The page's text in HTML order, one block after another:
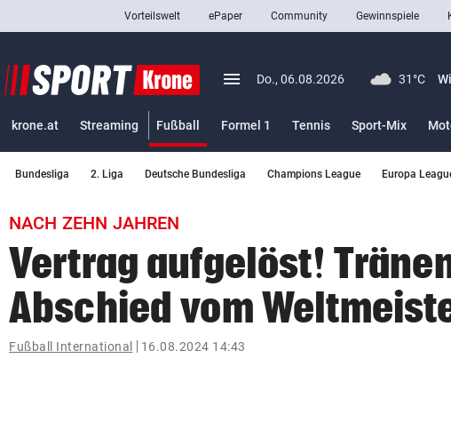
closeSchließen
Abonnieren
bookmark
search
Suchbegriff
eingeben
Vorteilswelt ePaper Community Gewinnspiele
menu Menü aufklappen
Do., 06.08.2026 31°C
krone.at Streaming Fußball
Formel 1
Tennis Sport-Mix
Bundesliga 2. Liga Deutsche Bundesliga Champions League Europa
NACH ZEHN JAHREN
Vertrag aufgelöst!
Abschied vom
Fußball International 16.08.2024 14:43